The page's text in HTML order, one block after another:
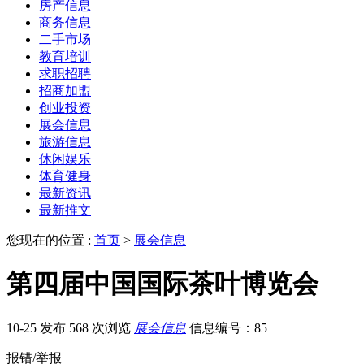
房产信息
商务信息
二手市场
教育培训
求职招聘
招商加盟
创业投资
展会信息
旅游信息
休闲娱乐
体育健身
最新资讯
最新推文
您现在的位置 : 首页 > 展会信息
第四届中国国际茶叶博览会
10-25 发布 568 次浏览 展会信息 信息编号：85
报错/举报